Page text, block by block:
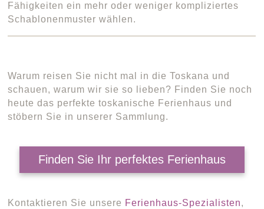
Fähigkeiten ein mehr oder weniger kompliziertes
Schablonenmuster wählen.
Warum reisen Sie nicht mal in die Toskana und
schauen, warum wir sie so lieben? Finden Sie noch
heute das perfekte toskanische Ferienhaus und
stöbern Sie in unserer Sammlung.
Finden Sie Ihr perfektes Ferienhaus
Kontaktieren Sie unsere Ferienhaus-Spezialisten,